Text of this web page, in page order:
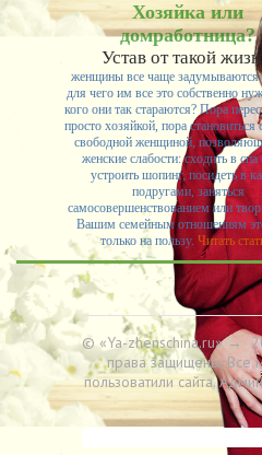
Хозяйка или
домработница?
Устав от такой
женщины все чаще задумываются
для чего им все это собственно
кого они так стараются? Пора
просто хозяйкой, пора становиться
свободной женщиной,
женские слабости: сходить в спа
устроить шопинг, посидеть в
подругами, заняться
самосовершенствованием или
Вашим семейным отношениям
только на пользу. Читать
© «Ya-zhenschina.ru»→
права защищены. Все
пользоватили сайта.